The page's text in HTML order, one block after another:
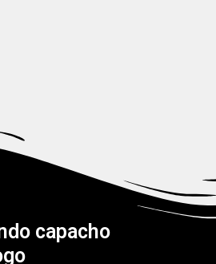
capacho